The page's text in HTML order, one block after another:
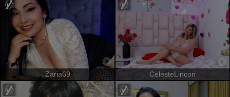
Zaria69 CelesteLincon